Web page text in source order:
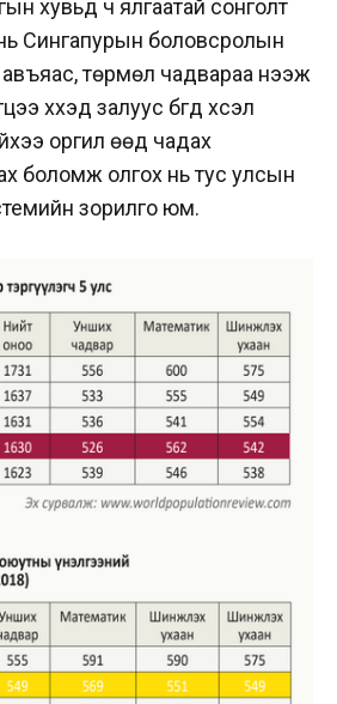
хувьд ч ялгаатай сонголт
нь Сингапурын боловсролын
төрмөл чадвараа нээж
хүүхэд залуус бүгд хүсэл
оргил өөд чадах
боломж олгох нь тус улсын
зорилго юм.